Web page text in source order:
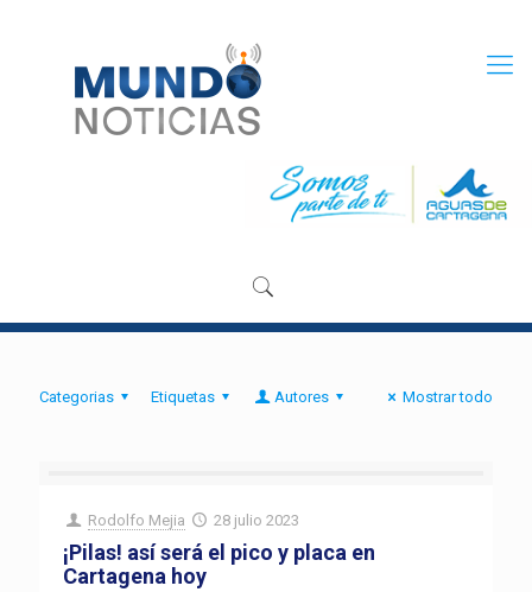
Categorias Etiquetas Autores Mostrar todo
Rodolfo Mejia 28 julio 2023
¡Pilas! así será el pico y placa en
Cartagena hoy